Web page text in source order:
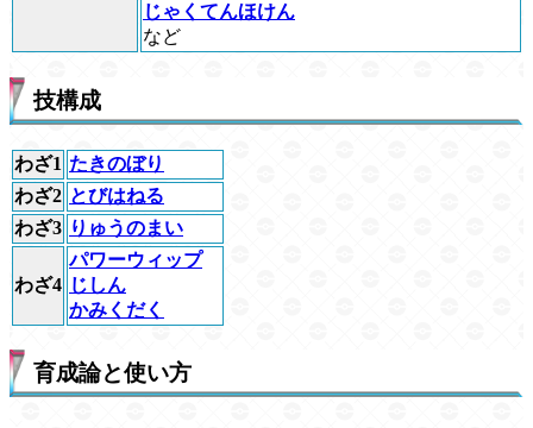
じゃくてんほけん
など
技構成
わざ1 たきのぼり
わざ2 とびはねる
わざ3 りゅうのまい
わざ4
パワーウィップ
じしん
かみくだく
育成論と使い方